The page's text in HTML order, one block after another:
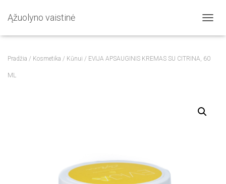
Ąžuolyno vaistinė
O
Pradžia / Kosmetika / Kūnui / EVIJA APSAUGINIS KREMAS SU CITRINA, 60
ML